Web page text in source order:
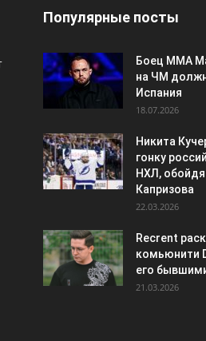
Популярные посты
Боец ММА
на ЧМ
Испания
18.07.2026
Никита
гонку
НХЛ,
Капризова
22.03.2026
Recrent
комьюнити
его
21.03.2026